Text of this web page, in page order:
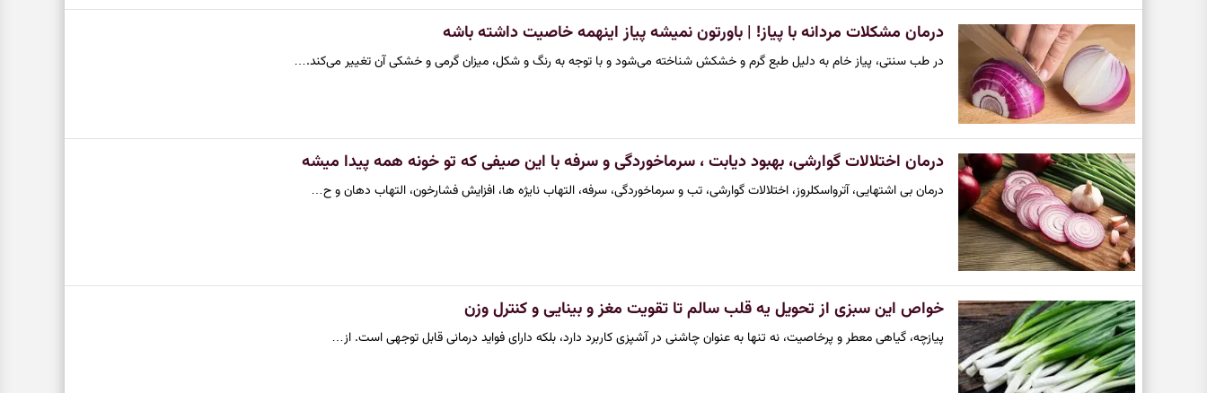
درمان مشکلات مردانه با پیاز! | باورتون نمیشه پیاز اینهمه خاصیت داشته باشه
در طب سنتی، پیاز خام به دلیل طبع گرم و خشکش شناخته می‌شود و با توجه به رنگ و شکل، میزان گرمی و خشکی آن تغییر می‌کند.…
درمان اختلالات گوارشی، بهبود دیابت ، سرماخوردگی و سرفه با این صیفی که تو خونه همه پیدا میشه
درمان بی اشتهایی، آترواسکلروز، اختلالات گوارشی، تب و سرماخوردگی، سرفه، التهاب نایژه ها، افزایش فشارخون، التهاب دهان و ح…
خواص این سبزی از تحویل یه قلب سالم تا تقویت مغز و بینایی و کنترل وزن
پیازچه، گیاهی معطر و پرخاصیت، نه تنها به عنوان چاشنی در آشپزی کاربرد دارد، بلکه دارای فواید درمانی قابل توجهی است. از…